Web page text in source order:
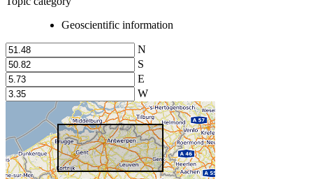
Geoscientific information
N
S
E
W